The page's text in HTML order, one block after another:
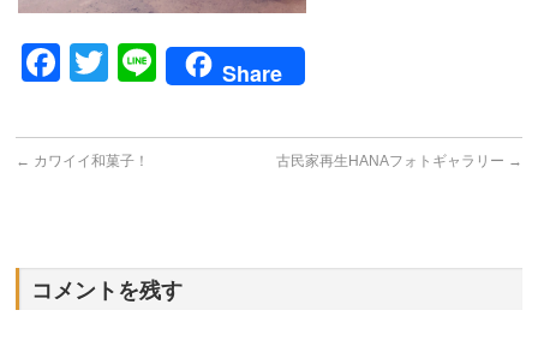
Facebook
Twitter
LineShare
← カワイイ和菓子！ 古民家再生HANAフォトギャラリー →
コメントを残す